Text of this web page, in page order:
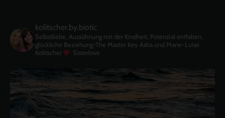
kolitscher.by.biotic
Selbstliebe, Aussöhnung mit der Kindheit, Potenzial entfalten,
glückliche Beziehung-The Master Key Asha und Marie-Luise
Kolitscher
Sisterlove